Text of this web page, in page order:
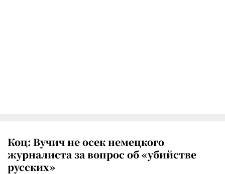
Коц: Вучич не осек немецкого
журналиста за вопрос об «убийстве
русских»